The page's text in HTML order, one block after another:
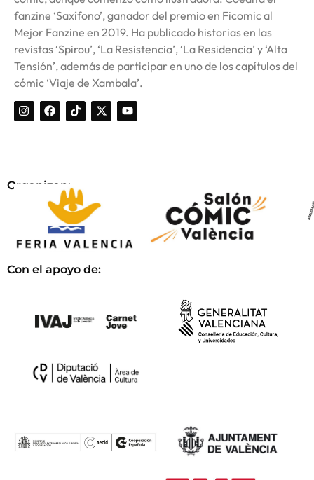
fanzine ‘Saxífono’, ganador del premio en Ficomic al
Mejor Fanzine en 2019. Ha publicado historias en las
revistas ‘Spirou’, ‘La Resistencia’, ‘La Residencia’ y ‘Alta
Tensión’, además de participar en uno de los capítulos del
cómic ‘Viaje de Xambala’.
Organizan:
Con el apoyo de: